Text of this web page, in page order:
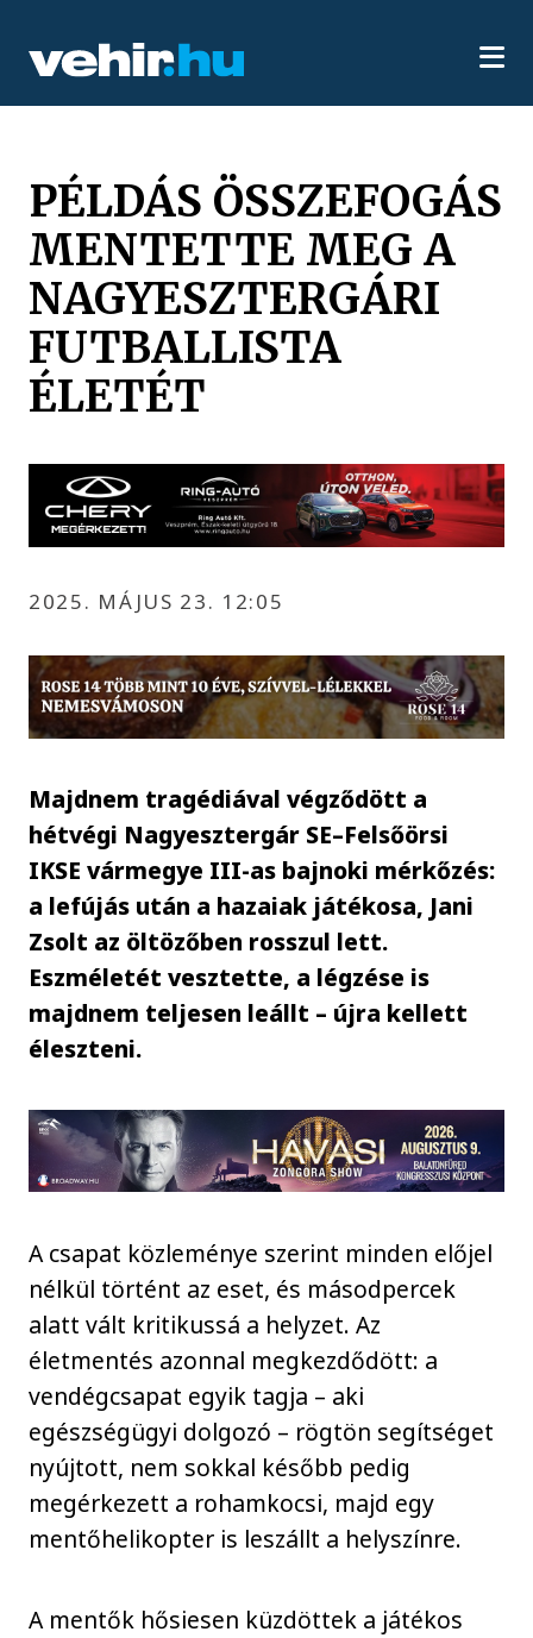
PÉLDÁS ÖSSZEFOGÁS
MENTETTE MEG A
NAGYESZTERGÁRI
FUTBALLISTA
ÉLETÉT
2025. MÁJUS 23. 12:05
Majdnem tragédiával végződött a
hétvégi Nagyesztergár SE–Felsőörsi
IKSE vármegye III-as bajnoki mérkőzés:
a lefújás után a hazaiak játékosa, Jani
Zsolt az öltözőben rosszul lett.
Eszméletét vesztette, a légzése is
majdnem teljesen leállt – újra kellett
éleszteni.
A csapat közleménye szerint minden előjel
nélkül történt az eset, és másodpercek
alatt vált kritikussá a helyzet. Az
életmentés azonnal megkezdődött: a
vendégcsapat egyik tagja – aki
egészségügyi dolgozó – rögtön segítséget
nyújtott, nem sokkal később pedig
megérkezett a rohamkocsi, majd egy
mentőhelikopter is leszállt a helyszínre.
A mentők hősiesen küzdöttek a játékos